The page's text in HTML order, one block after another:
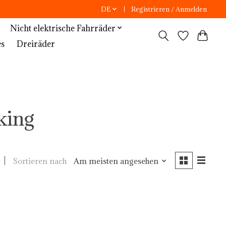
DE Registrieren / Anmelden
Nicht elektrische Fahrräder
Dreiräder
Sortieren nach Am meisten angesehen